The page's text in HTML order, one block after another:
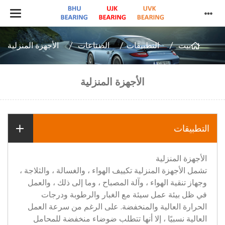
بيت التطبيقات الصناعات الأجهزة المنزلية
الأجهزة المنزلية
التطبيقات
الأجهزة المنزلية
تشمل الأجهزة المنزلية تكييف الهواء ، والغسالة ، والثلاجة ،
وجهاز تنقية الهواء ، وآلة المصباح ، وما إلى ذلك ، والعمل
في ظل بيئة عمل سيئة مع الغبار والرطوبة ودرجات
الحرارة العالية والمنخفضة. على الرغم من سرعة العمل
العالية نسبيًا ، إلا أنها تتطلب ضوضاء منخفضة للمحامل